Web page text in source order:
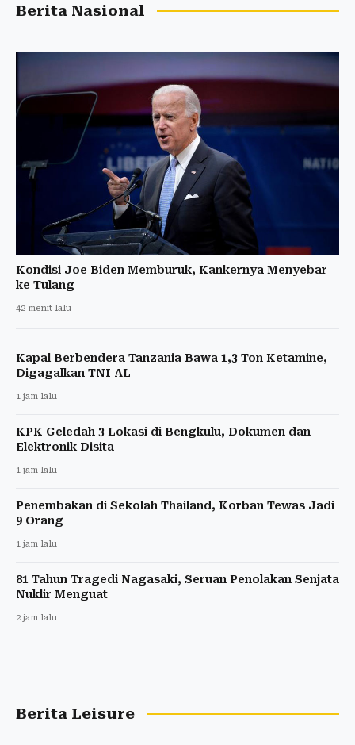
Berita Nasional
Kondisi Joe Biden Memburuk, Kankernya Menyebar
ke Tulang
42 menit lalu
Kapal Berbendera Tanzania Bawa 1,3 Ton Ketamine,
Digagalkan TNI AL
1 jam lalu
KPK Geledah 3 Lokasi di Bengkulu, Dokumen dan
Elektronik Disita
1 jam lalu
Penembakan di Sekolah Thailand, Korban Tewas Jadi
9 Orang
1 jam lalu
81 Tahun Tragedi Nagasaki, Seruan Penolakan Senjata
Nuklir Menguat
2 jam lalu
Berita Leisure